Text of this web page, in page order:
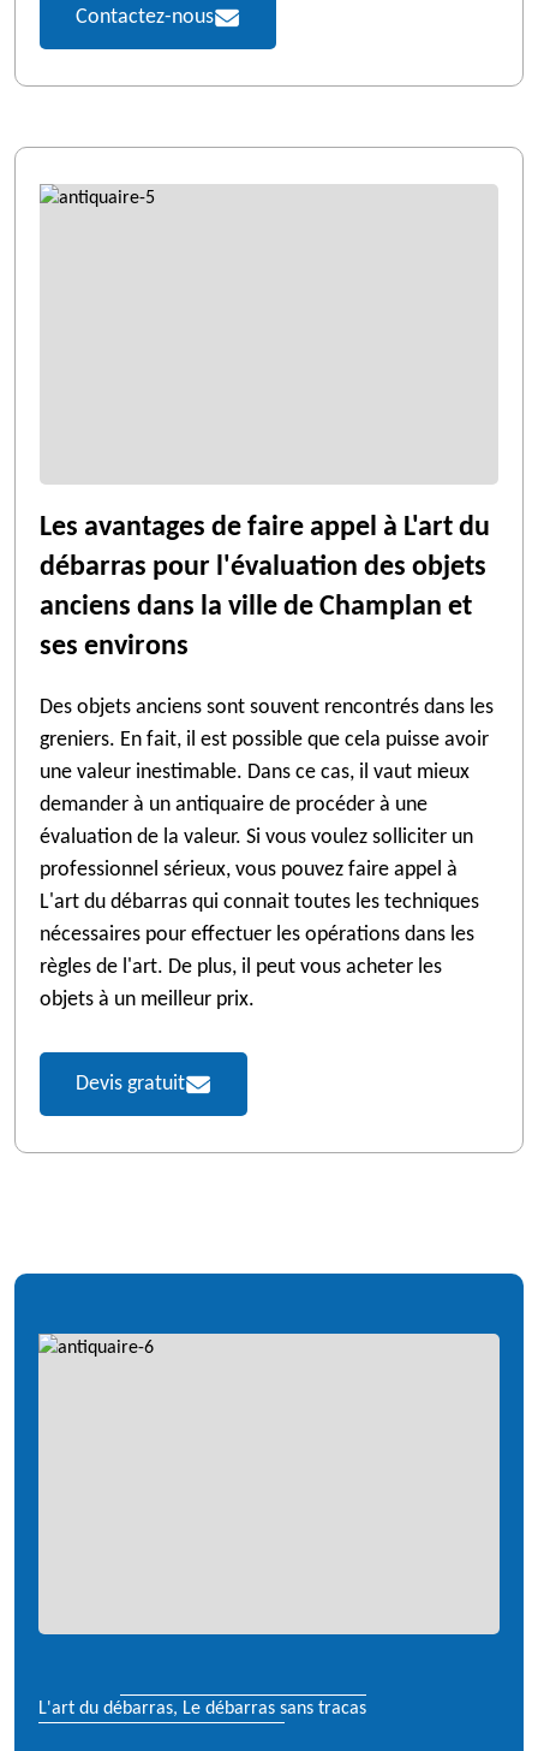
Contactez-nous
Les avantages de faire appel à L'art du
débarras pour l'évaluation des objets
anciens dans la ville de Champlan et
ses environs
Des objets anciens sont souvent rencontrés dans les
greniers. En fait, il est possible que cela puisse avoir
une valeur inestimable. Dans ce cas, il vaut mieux
demander à un antiquaire de procéder à une
évaluation de la valeur. Si vous voulez solliciter un
professionnel sérieux, vous pouvez faire appel à
L'art du débarras qui connait toutes les techniques
nécessaires pour effectuer les opérations dans les
règles de l'art. De plus, il peut vous acheter les
objets à un meilleur prix.
Devis gratuit
L'art du débarras, Le débarras sans tracas